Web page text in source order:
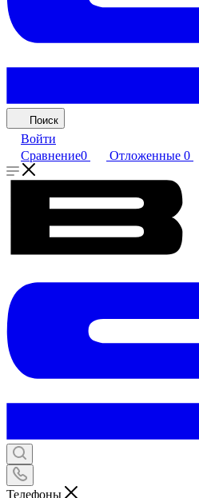
Поиск
Войти
Сравнение0 Отложенные 0
Телефоны